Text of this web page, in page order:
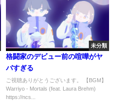
未分類
格闘家のデビュー前の喧嘩がヤ
バすぎる
ご視聴ありがとうございます。 【BGM】
Warriyo - Mortals (feat. Laura Brehm)
https://ncs...